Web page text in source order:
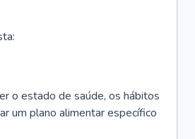
o estado de saúde, os hábitos
um plano alimentar específico